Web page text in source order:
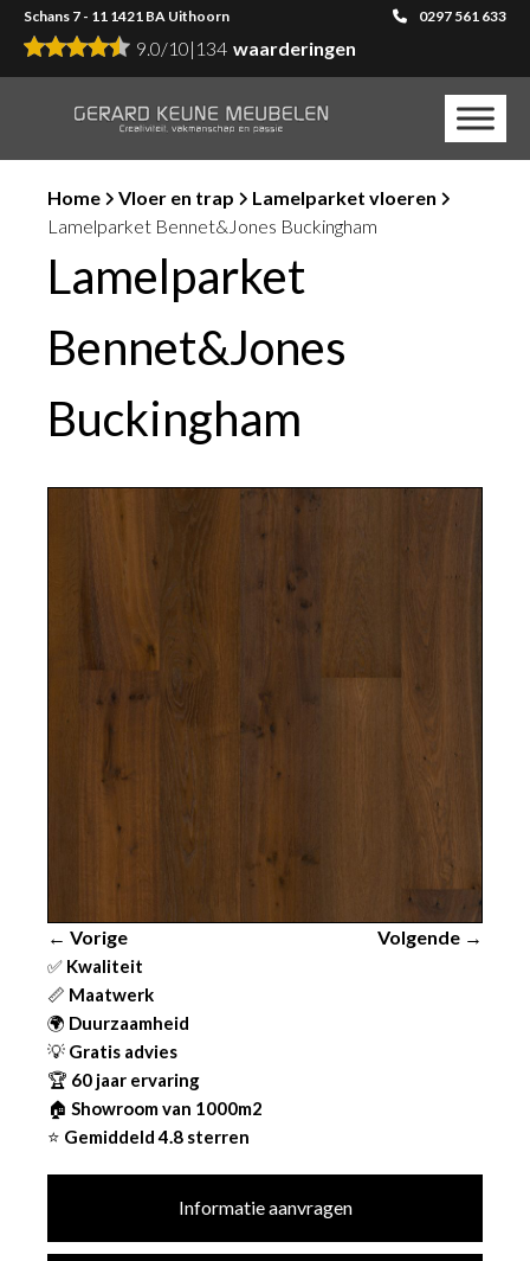
Schans 7 - 11 1421 BA Uithoorn 0297 561 633
9.0/10| 134 waarderingen
Home Vloer en trap
Lamelparket vloeren
Lamelparket Bennet&Jones Buckingham
Lamelparket
Bennet&Jones
Buckingham
← Vorige Volgende →
✅ Kwaliteit
📏 Maatwerk
🌍 Duurzaamheid
💡 Gratis advies
🏆 60 jaar ervaring
🏠 Showroom van 1000m2
⭐ Gemiddeld 4.8 sterren
Informatie aanvragen